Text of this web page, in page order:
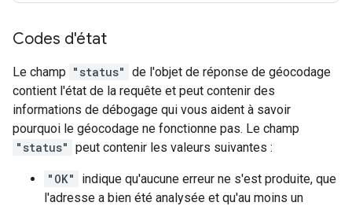
Codes d'état
Le champ "status" de l'objet de réponse de géocodage
contient l'état de la requête et peut contenir des
informations de débogage qui vous aident à savoir
pourquoi le géocodage ne fonctionne pas. Le champ
"status" peut contenir les valeurs suivantes :
"OK"
indique qu'aucune erreur ne s'est produite, que
l'adresse a bien été analysée et qu'au moins un